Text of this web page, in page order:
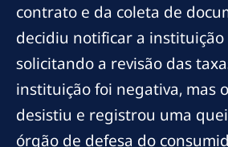
contrato e da coleta de
decidiu notificar a instituição
solicitando a revisão das
instituição foi negativa, mas
desistiu e registrou uma
órgão de defesa do